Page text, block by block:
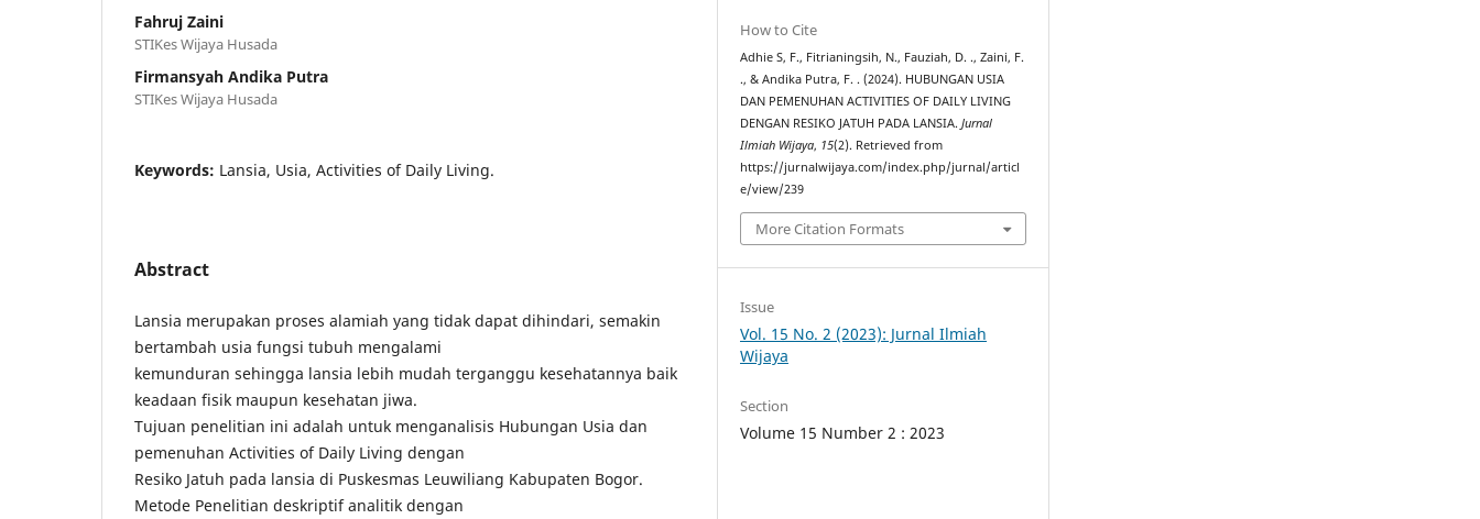
Fahruj Zaini
STIKes Wijaya Husada
Firmansyah Andika Putra
STIKes Wijaya Husada
Keywords: Lansia, Usia, Activities of Daily Living.
Abstract
Lansia merupakan proses alamiah yang tidak dapat dihindari, semakin
bertambah usia fungsi tubuh mengalami
kemunduran sehingga lansia lebih mudah terganggu kesehatannya baik
keadaan fisik maupun kesehatan jiwa.
Tujuan penelitian ini adalah untuk menganalisis Hubungan Usia dan
pemenuhan Activities of Daily Living dengan
Resiko Jatuh pada lansia di Puskesmas Leuwiliang Kabupaten Bogor.
Metode Penelitian deskriptif analitik dengan
How to Cite
Adhie S, F., Fitrianingsih, N., Fauziah, D. ., Zaini, F.
., & Andika Putra, F. . (2024). HUBUNGAN USIA
DAN PEMENUHAN ACTIVITIES OF DAILY LIVING
DENGAN RESIKO JATUH PADA LANSIA.Jurnal
Ilmiah Wijaya, 15(2). Retrieved from
https://jurnalwijaya.com/index.php/jurnal/articl
e/view/239
More Citation Formats
Issue
Vol. 15 No. 2 (2023): Jurnal Ilmiah
Wijaya
Section
Volume 15 Number 2 : 2023